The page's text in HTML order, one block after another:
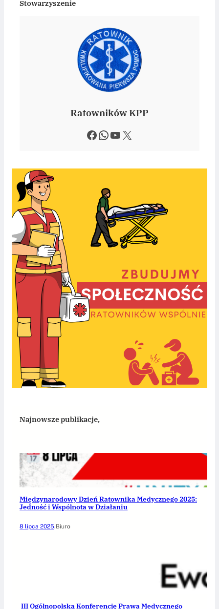
Stowarzyszenie
Ratowników KPP
Facebook WhatsApp YouTube X
Najnowsze publikacje,
Międzynarodowy Dzień Ratownika Medycznego 2025:
Jedność i Wspólnota w Działaniu
8 lipca 2025.Biuro
III Ogólnopolską Konferencję Prawa Medycznego